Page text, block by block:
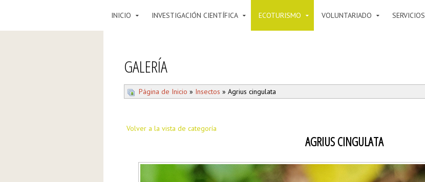
INICIO INVESTIGACIÓN CIENTÍFICA ECOTURISMO VOLUNTARIADO SERVICIOS
GALERÍA
Página de Inicio » Insectos » Agrius cingulata
Volver a la vista de categoría
AGRIUS CINGULATA